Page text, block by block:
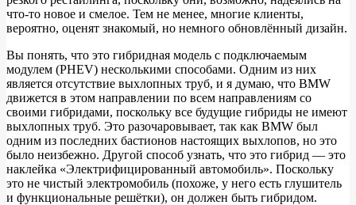
что-то новое и смелое. Тем не менее, многие клиенты,
вероятно, оценят знакомый, но немного обновлённый дизайн.
Вы понять, что это гибридная модель с подключаемым
модулем (PHEV) несколькими способами. Одним из них
является отсутствие выхлопных труб, и я думаю, что BMW
движется в этом направлении по всем направлениям со
своими гибридами, поскольку все будущие гибриды не имеют
выхлопных труб. Это разочаровывает, так как BMW был
одним из последних бастионов настоящих выхлопов, но это
было неизбежно. Другой способ узнать, что это гибрид — это
наклейка «Электрифицированный автомобиль». Поскольку
это не чистый электромобиль (похоже, у него есть глушитель
и функциональные решётки), он должен быть гибридом.